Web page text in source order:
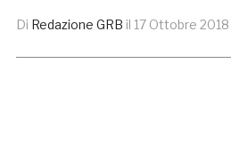
Di Redazione GRB il 17 Ottobre 2018